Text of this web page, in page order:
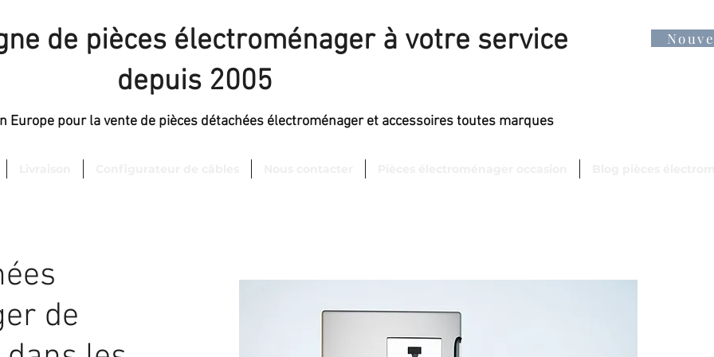
de pièces électroménager à votre service
depuis 2005
Europe pour la vente de pièces détachées électroménager et accessoires toutes marques
de